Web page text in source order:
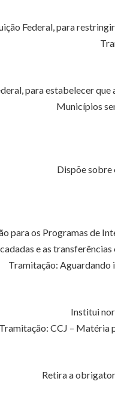
Federal, para
para estabelecer
Municípios
Dispõe sobre
para os Programas de
e as
Tramitação: Aguardando
Institui
Tramitação: CCJ – Matéria
Retira a